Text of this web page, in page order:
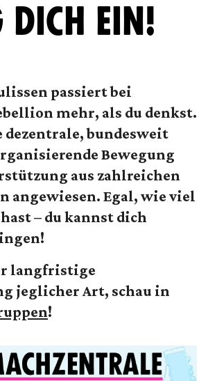
DICH EIN!
passiert bei
mehr, als du denkst.
bundesweit
Bewegung
aus zahlreichen
angewiesen. Egal, wie viel
– du kannst dich
langfristige
jeglicher Art, schau in
!